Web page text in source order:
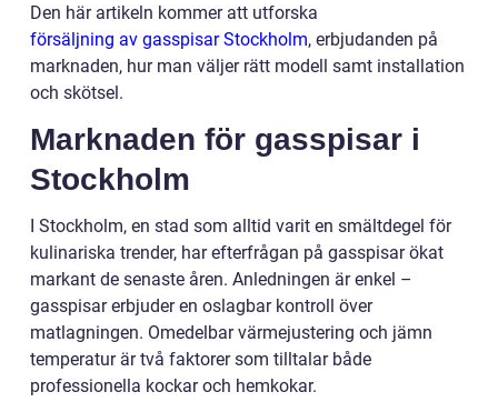
Den här artikeln kommer att utforska
försäljning av gasspisar Stockholm, erbjudanden på
marknaden, hur man väljer rätt modell samt installation
och skötsel.
Marknaden för gasspisar i
Stockholm
I Stockholm, en stad som alltid varit en smältdegel för
kulinariska trender, har efterfrågan på gasspisar ökat
markant de senaste åren. Anledningen är enkel –
gasspisar erbjuder en oslagbar kontroll över
matlagningen. Omedelbar värmejustering och jämn
temperatur är två faktorer som tilltalar både
professionella kockar och hemkokar.